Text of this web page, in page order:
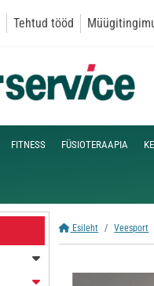
Tehtud tööd
FITNESS FÜSIOTERAAPIA
Esileht Veesport